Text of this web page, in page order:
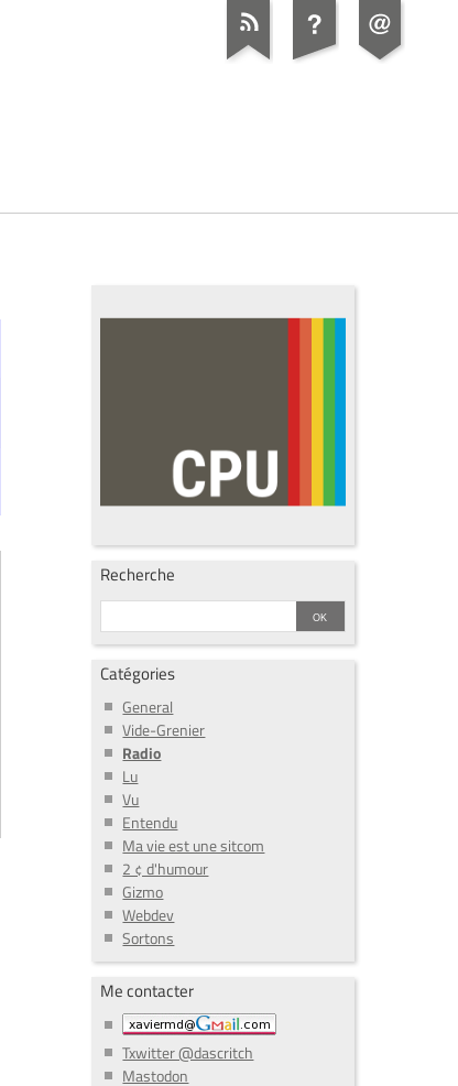
Recherche
Catégories
General
Vide-Grenier
Radio
Lu
Vu
Entendu
Ma vie est une sitcom
2 ¢ d'humour
Gizmo
Webdev
Sortons
Me contacter
Txwitter @dascritch
Mastodon